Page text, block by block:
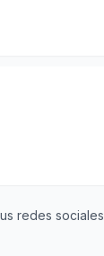
redes sociales